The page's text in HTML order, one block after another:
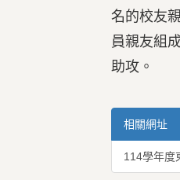
名的校友
員親友組
助攻。
相關網址
114學年度